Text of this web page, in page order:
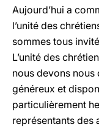
Aujourd’hui a
l’unité des
sommes tous
L’unité des
nous devons
généreux et
particulièrement
représentants des